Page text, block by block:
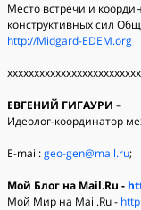
Место встречи и
конструктивных сил
http://Midgard-EDEM.org
ЕВГЕНИЙ ГИГАУРИ –
Идеолог-координатор
E-mail:geo-gen@mail.ru;
Мой Блог на Mail.Ru -
Мой Мир на Mail.Ru -